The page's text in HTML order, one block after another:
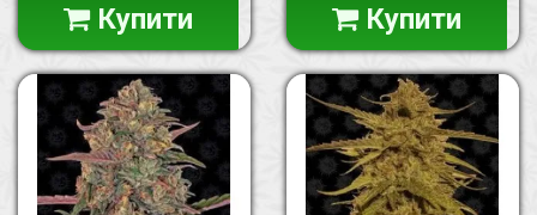
Купити Купити